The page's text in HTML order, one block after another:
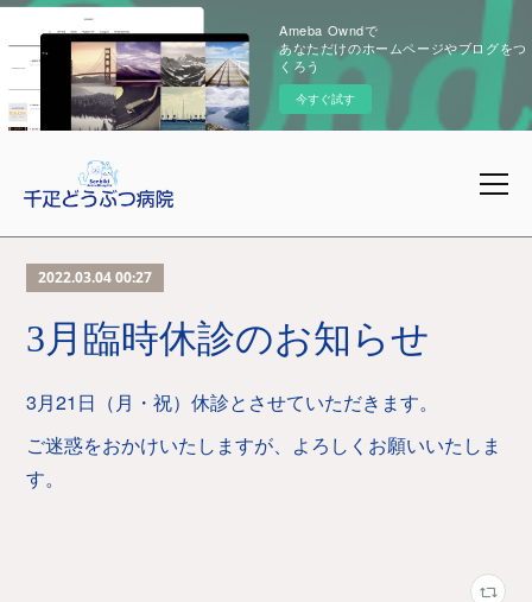
Ameba Owndで
あなただけのホームページやブログをつ
くろう
今すぐ試す
2022.03.04 00:27
3月臨時休診のお知らせ
3月21日（月・祝）休診とさせていただきます。
ご迷惑をおかけいたしますが、よろしくお願いいたしま
す。